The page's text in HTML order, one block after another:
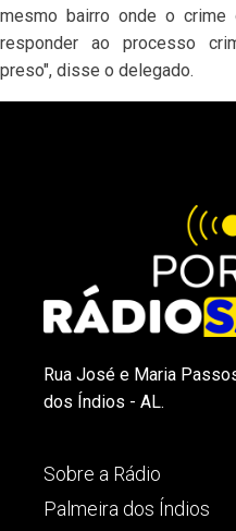
mesmo bairro onde o crime
responder ao processo
preso", disse o delegado.
Rua José e Maria
dos Índios - AL.
Sobre a Rádio
Palmeira dos Índios